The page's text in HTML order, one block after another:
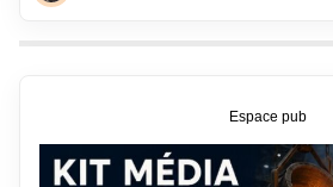
Espace pub